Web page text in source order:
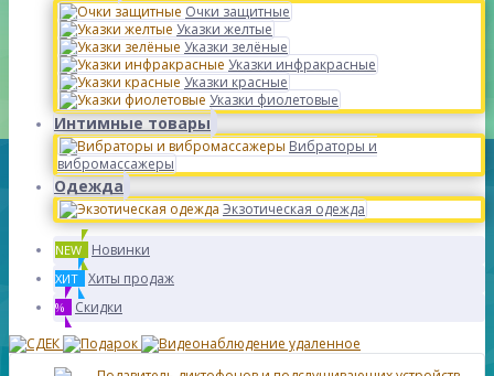
Очки защитные
Указки желтые
Указки зелёные
Указки инфракрасные
Указки красные
Указки фиолетовые
Интимные товары
Вибраторы и
вибромассажеры
Одежда
Экзотическая одежда
NEW Новинки
ХИТ Хиты продаж
% Скидки